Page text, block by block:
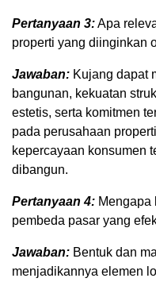
Pertanyaan 3:Apa
properti yang diinginkan
Jawaban: Kujang dapat
bangunan, kekuatan
estetis, serta komitmen
pada perusahaan
kepercayaan konsumen
dibangun.
Pertanyaan 4: Mengapa
pembeda pasar yang
Jawaban: Bentuk dan
menjadikannya elemen